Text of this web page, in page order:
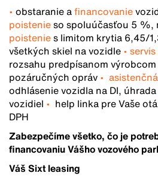
• obstaranie afinancovanie
poistenieso spoluúčasťou 5 %,
poistenies limitom krytia 6,45/
všetkých skiel na vozidle •
rozsahu predpísanom
pozáručných opráv •
odhlásenie vozidla na DI, úhrada
vozidiel • help linka pre Vaše
DPH
Zabezpečíme všetko, čo je
financovaniu Vášho vozového
Váš Sixt leasing